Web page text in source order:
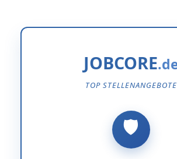
JOBCORE
TOP STELLENANGEBOTE